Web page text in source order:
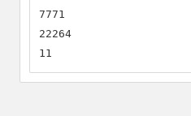
7771
22264
11